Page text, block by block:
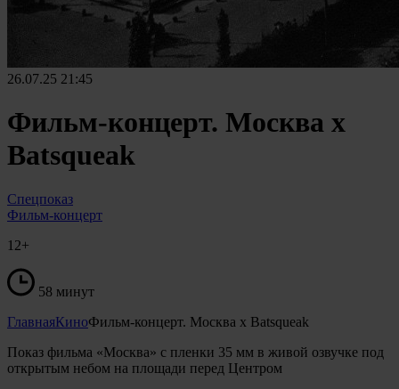
26.07.25 21:45
Фильм-концерт. Москва х
Batsqueak
Спецпоказ
Фильм-концерт
12+
58 минут
ГлавнаяКиноФильм-концерт. Москва х Batsqueak
Показ фильма «Москва» с пленки 35 мм в живой озвучке под
открытым небом на площади перед Центром